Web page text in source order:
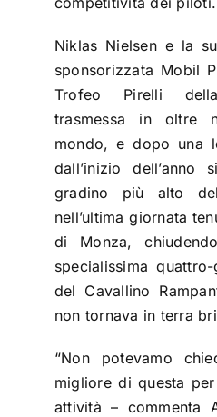
Niklas Nielsen e la
sponsorizzata Mobil
Trofeo Pirelli
trasmessa in oltre
mondo, e dopo una
dall’inizio
gradino più alto
nell’ultima giornata
di Monza,
specialissima
del Cavallino
non tornava in terra
“Non potevamo
migliore di questa
attività – commenta